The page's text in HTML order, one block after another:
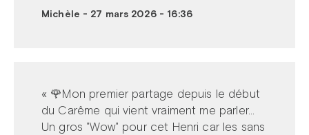
Michèle - 27 mars 2026 - 16:36
« 🌹Mon premier partage depuis le début
du Carême qui vient vraiment me parler...
Un gros "Wow" pour cet Henri car les sans